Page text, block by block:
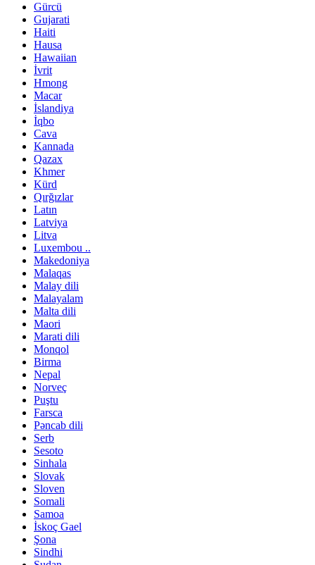
Gürcü
Gujarati
Haiti
Hausa
Hawaiian
İvrit
Hmong
Macar
İslandiya
İqbo
Cava
Kannada
Qazax
Khmer
Kürd
Qırğızlar
Latın
Latviya
Litva
Luxembou ..
Makedoniya
Malaqas
Malay dili
Malayalam
Malta dili
Maori
Marati dili
Monqol
Birma
Nepal
Norveç
Puştu
Farsca
Pəncab dili
Serb
Sesoto
Sinhala
Slovak
Sloven
Somali
Samoa
İskoç Gael
Şona
Sindhi